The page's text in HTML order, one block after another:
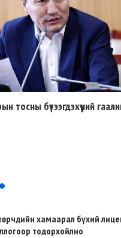
тосны бүтээгдэхүүний
хамаарал бүхий
тодорхойлно